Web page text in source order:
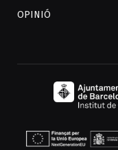
OPINIÓ